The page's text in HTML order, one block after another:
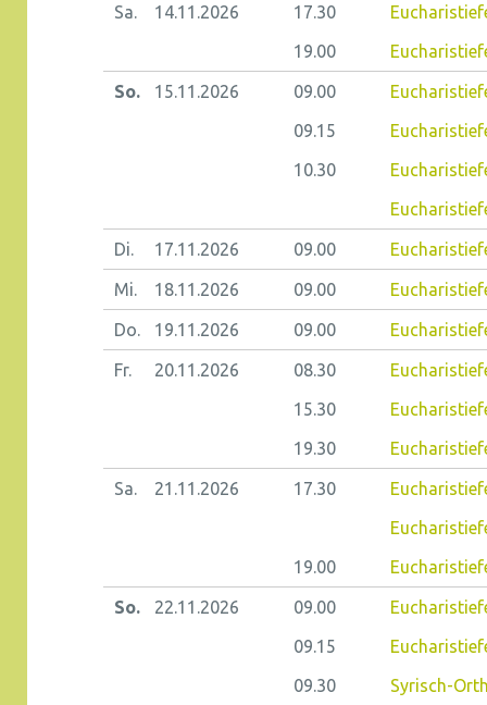
Sa. 14.11.2026 17.30
19.00
So. 15.11.2026 09.00
09.15
10.30
Di. 17.11.2026 09.00
Mi. 18.11.2026 09.00
Do. 19.11.2026 09.00
Fr. 20.11.2026 08.30
15.30
19.30
Sa. 21.11.2026 17.30
19.00
So. 22.11.2026 09.00
09.15
09.30
Syrisch-